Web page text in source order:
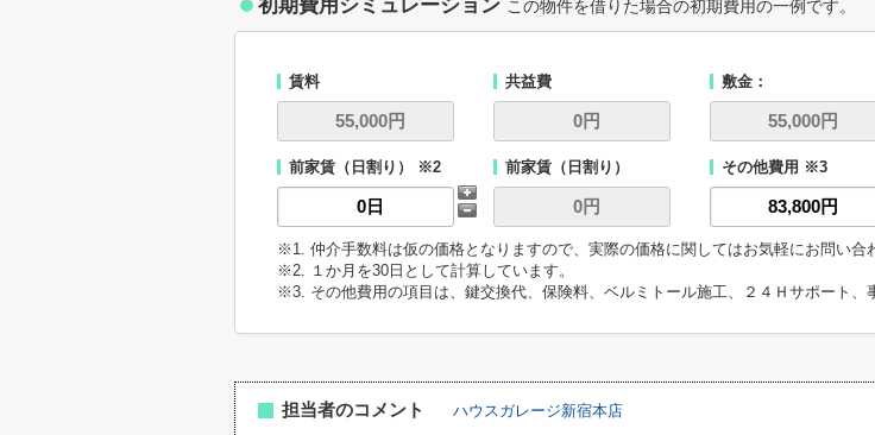
初期費用シミュレーション この物件を借りた場合の初期費用の一例です。
賃料 共益費 敷金：
前家賃（日割り） ※2 前家賃（日割り） その他費用 ※3
※1. 仲介手数料は仮の価格となりますので、実際の価格に関してはお気軽にお問い合
※2. １か月を30日として計算しています。
※3. その他費用の項目は、鍵交換代、保険料、ベルミトール施工、２４Ｈサポート、
担当者のコメント ハウスガレージ新宿本店